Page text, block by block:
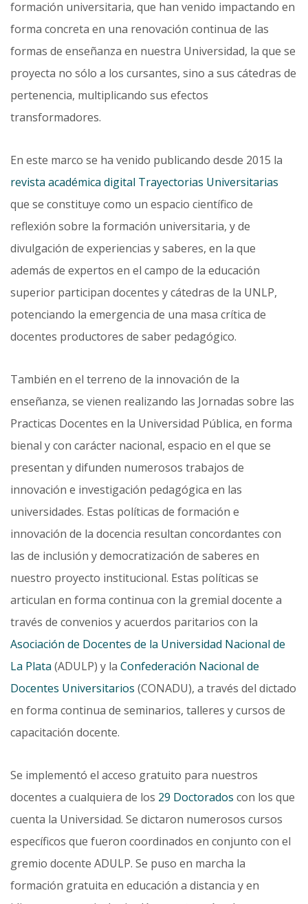
formación universitaria, que han venido impactando en
forma concreta en una renovación continua de las
formas de enseñanza en nuestra Universidad, la que se
proyecta no sólo a los cursantes, sino a sus cátedras de
pertenencia, multiplicando sus efectos
transformadores.
En este marco se ha venido publicando desde 2015 la
revista académica digital Trayectorias Universita­rias
que se constituye como un espacio científico de
reflexión sobre la formación universitaria, y de
divulgación de experiencias y saberes, en la que
además de expertos en el campo de la educación
superior participan docentes y cátedras de la UNLP,
potenciando la emer­gencia de una masa crítica de
docentes productores de saber pedagógico.
También en el terreno de la innovación de la
enseñanza, se vienen realizando las Jornadas sobre las
Practi­cas Docentes en la Universidad Pública, en forma
bienal y con carácter nacional, espacio en el que se
presentan y difunden numerosos trabajos de
innovación e investigación pedagógica en las
universidades. Estas políticas de formación e
innovación de la docencia resultan concordantes con
las de inclusión y democratización de saberes en
nuestro proyecto institucional. Estas políticas se
articulan en forma continua con la gremial do­cente a
través de convenios y acuerdos paritarios con la
Asociación de Docentes de la Universidad Nacional de
La Plata (ADULP) y la Confederación Nacional de
Docentes Universitarios (CONADU), a través del dictado
en forma continua de seminarios, talleres y cursos de
capacitación docente.
Se implementó el acceso gratuito para nuestros
docentes a cualquiera de los 29 Doctorados con los que
cuenta la Universidad. Se dictaron numerosos cursos
específicos que fueron coordinados en conjunto con el
gremio docente ADULP. Se puso en marcha la
formación gratuita en educación a distancia y en